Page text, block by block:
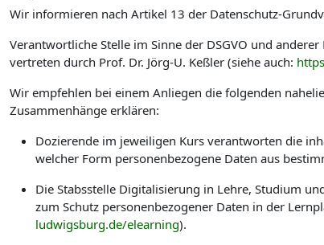
Wir informieren nach Artikel 13 der Datenschutz-
Verantwortliche Stelle im Sinne der DSGVO und
vertreten durch Prof. Dr. Jörg-U. Keßler (siehe auch:
Wir empfehlen bei einem Anliegen die folgenden
Zusammenhänge erklären:
Dozierende im jeweiligen Kurs verantworten die
welcher Form personenbezogene Daten aus
Die Stabsstelle Digitalisierung in Lehre, Studium
zum Schutz personenbezogener Daten in der
ludwigsburg.de/elearning).